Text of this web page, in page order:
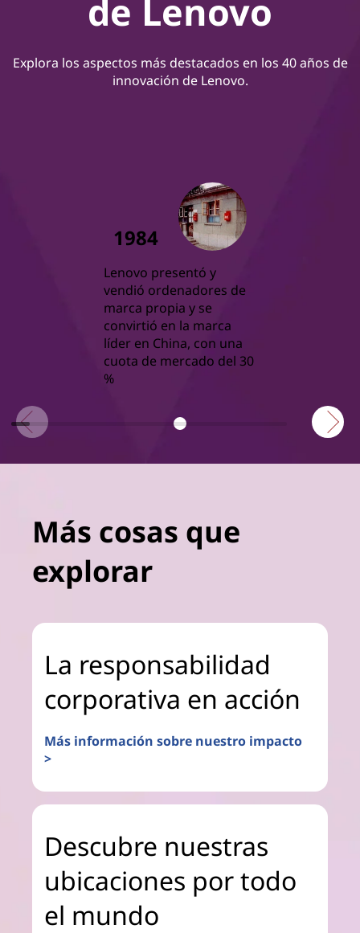
ó
de Lenovo
Explora los aspectos más destacados en los 40 años de
innovación de Lenovo.
1984
Lenovo presentó y
vendió ordenadores de
marca propia y se
convirtió en la marca
líder en China, con una
cuota de mercado del 30
%
Más cosas que
explorar
La responsabilidad
corporativa en acción
Más información sobre nuestro impacto
>
Descubre nuestras
ubicaciones por todo
el mundo